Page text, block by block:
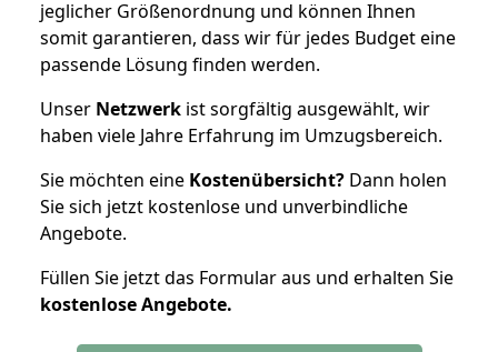
jeglicher Größenordnung und können Ihnen
somit garantieren, dass wir für jedes Budget eine
passende Lösung finden werden.
Unser Netzwerk ist sorgfältig ausgewählt, wir
haben viele Jahre Erfahrung im Umzugsbereich.
Sie möchten eine Kostenübersicht? Dann holen
Sie sich jetzt kostenlose und unverbindliche
Angebote.
Füllen Sie jetzt das Formular aus und erhalten Sie
kostenloseAngebote.